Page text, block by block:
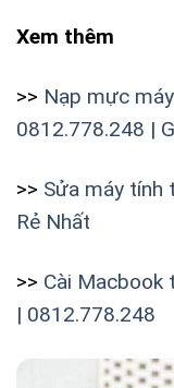
Xem thêm
>> Nạp mực
0812.778.248 |
>> Sửa máy tính
Rẻ Nhất
>> Cài Macbook
| 0812.778.248